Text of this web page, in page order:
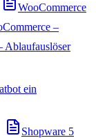
WooCommerce
–
Ablaufauslöser
ein
Shopware 5